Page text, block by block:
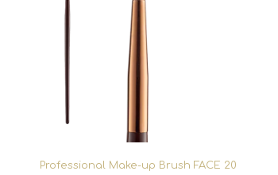
Professional Make-up Brush FACE 20